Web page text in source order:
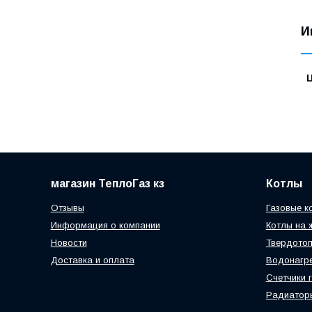
магазин ТеплоГаз кз
Отзывы
Информация о компании
Новости
Доставка и оплата
Котлы
Газовые
Котлы на
Счетчики